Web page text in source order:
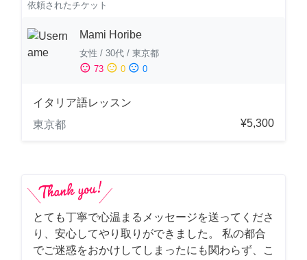
依頼されたチケット
Mami Horibe
女性 / 30代 / 東京都
sentiment_satisfied 73 sentiment_neutral 0 sentiment_dissatisfied 0
イタリア語レッスン
東京都
¥5,300
とても丁寧で心温まるメッセージを送ってくださ
り、安心してやり取りができました。 私の都合
でご迷惑をおかけしてしまったにも関わらず、こ